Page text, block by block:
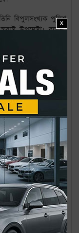
তিনি বিপুলসংখ্যক পুলিশ
উপদেষ্টা। বলেন,
হয়েছে। আমি
অনেকেই কান্নায়
ধরে অনুশোচনার
মন্ত্রণালয় পুলিশ
দিয়েছে। তিনি
প্রয়োজন হবে,আশা
ইউনূসের নেতৃত্বাধীন
করা হবে। এই
চিহ্নিত করা
বদলি-পোস্টিং র‌্যাকেট
তাদের কঠোর শাস্তি
এবং শত্রুদের দ্বারা
বলেন, ‘আমরা কেউ
কাছে তার বার্তা হলো-
X